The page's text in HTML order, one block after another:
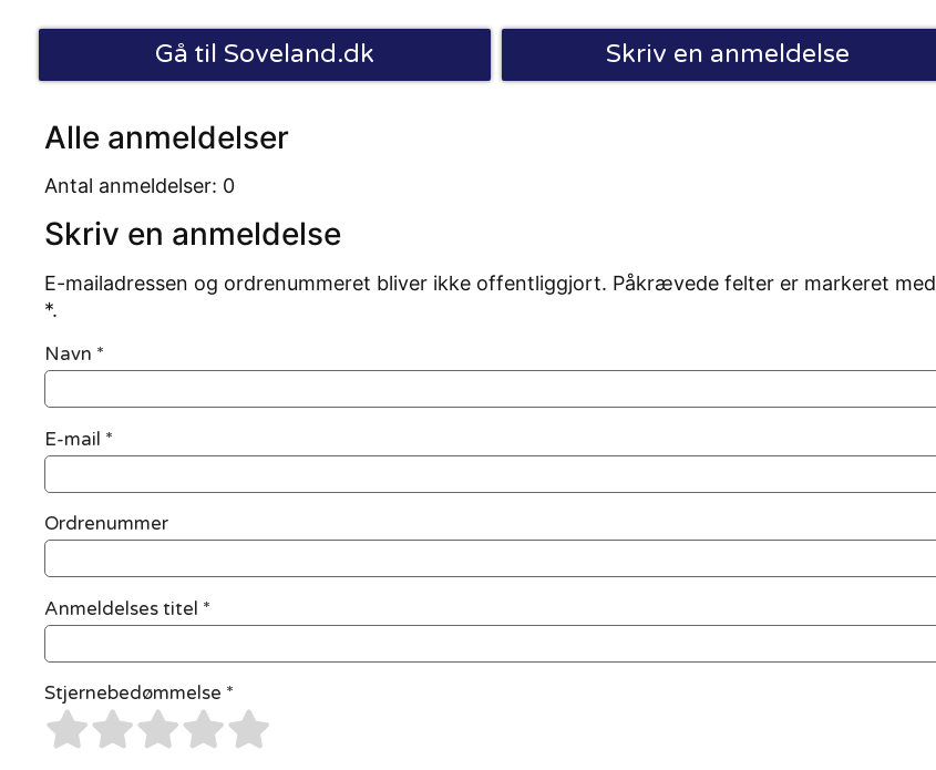
Gå til Soveland.dk Skriv en anmeldelse
Alle anmeldelser
Antal anmeldelser: 0
Skriv en anmeldelse
E-mailadressen og ordrenummeret bliver ikke offentliggjort. Påkrævede felter er markeret med
*.
Navn *
E-mail *
Ordrenummer
Anmeldelses titel *
Stjernebedømmelse *